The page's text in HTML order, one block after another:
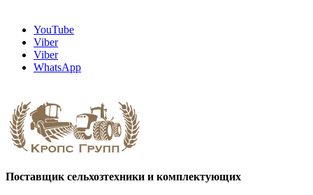
YouTube
Viber
Viber
WhatsApp
Поставщик сельхозтехники и комплектующих